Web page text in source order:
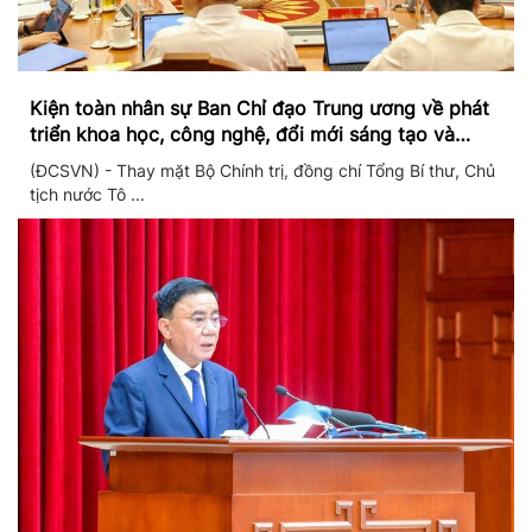
Kiện toàn nhân sự Ban Chỉ đạo Trung ương về phát
triển khoa học, công nghệ, đổi mới sáng tạo và
chuyển đổi số
(ĐCSVN) - Thay mặt Bộ Chính trị, đồng chí Tổng Bí thư, Chủ
tịch nước Tô ...